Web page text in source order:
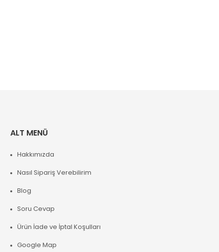
ALT MENÜ
Hakkımızda
Nasıl Sipariş Verebilirim
Blog
Soru Cevap
Ürün İade ve İptal Koşulları
Google Map